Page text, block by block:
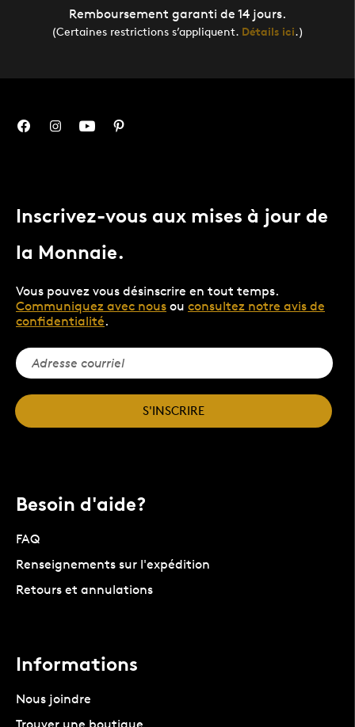
Remboursement garanti de 14 jours.
(Certaines restrictions s’appliquent. Détails ici.)
Inscrivez-vous aux mises à jour de
la Monnaie.
Vous pouvez vous désinscrire en tout temps.
Communiquez avec nous ou consultez notre avis de
confidentialité.
S'INSCRIRE
Besoin d'aide?
FAQ
Renseignements sur l'expédition
Retours et annulations
Informations
Nous joindre